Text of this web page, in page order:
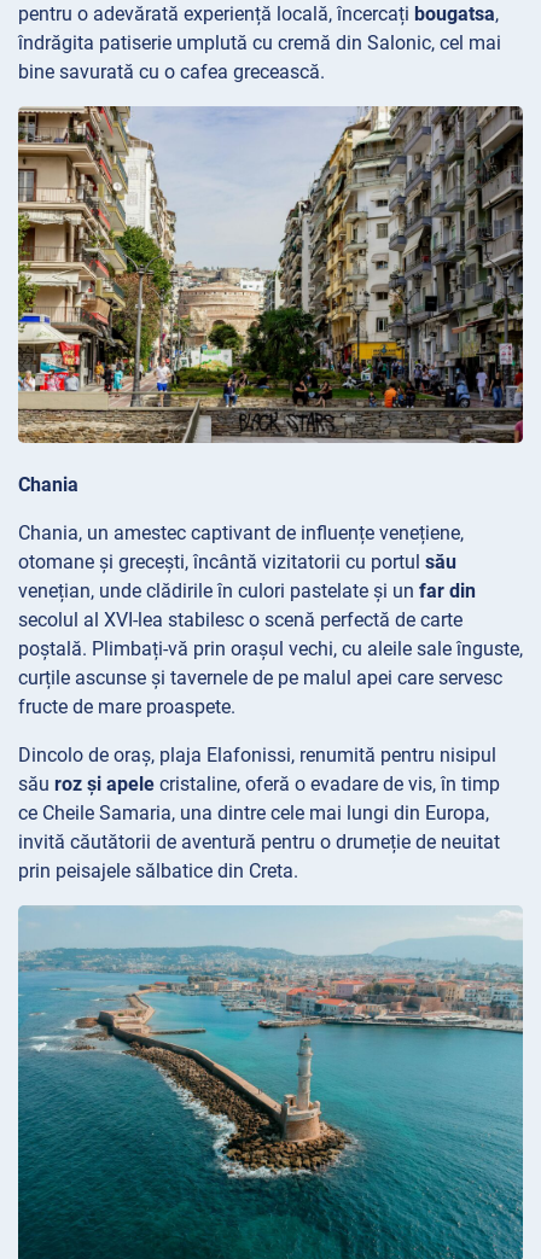
pentru o adevărată experiență locală, încercați bougatsa,
îndrăgita patiserie umplută cu cremă din Salonic, cel mai
bine savurată cu o cafea grecească.
Chania
Chania, un amestec captivant de influențe venețiene,
otomane și grecești, încântă vizitatorii cu portul său
venețian, unde clădirile în culori pastelate și un far din
secolul al XVI-lea stabilesc o scenă perfectă de carte
poștală. Plimbați-vă prin orașul vechi, cu aleile sale înguste,
curțile ascunse și tavernele de pe malul apei care servesc
fructe de mare proaspete.
Dincolo de oraș, plaja Elafonissi, renumită pentru nisipul
său roz și apele cristaline, oferă o evadare de vis, în timp
ce Cheile Samaria, una dintre cele mai lungi din Europa,
invită căutătorii de aventură pentru o drumeție de neuitat
prin peisajele sălbatice din Creta.